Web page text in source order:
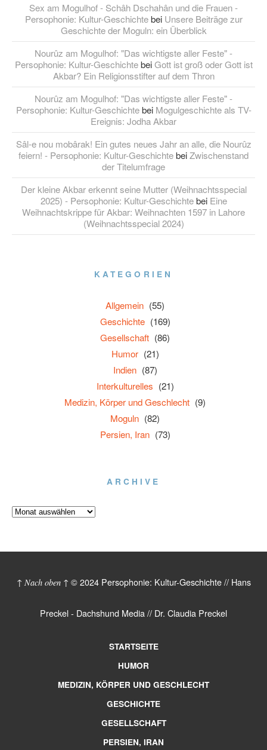
Sex am Mogulhof - Schâh Dschahân und die Frauen -
Persophonie: Kultur-Geschichtebei Unsere Beiträge zur
Geschichte der Moguln: ein Überblick
Nourûz am Mogulhof: "Das wichtigste aller Feste" -
Persophonie: Kultur-GeschichtebeiGott ist groß oder Gott ist
Akbar? Ein Religionsstifter auf dem Thron
Nourûz am Mogulhof: "Das wichtigste aller Feste" -
Persophonie: Kultur-Geschichtebei Mogulgeschichte als TV-
Ereignis: Jodha Akbar
Sâl-e nou mobârak! Ein gutes neues Jahr an alle, die Nourûz
feiern! - Persophonie: Kultur-GeschichtebeiZwischenstand
der Titelumfrage
Der kleine Akbar erkennt seine Mutter (Weihnachtsspecial
2025) - Persophonie: Kultur-Geschichtebei Eine
Weihnachtskrippe für Akbar: Weihnachten 1597 in Lahore
(Weihnachtsspecial 2024)
KATEGORIEN
Allgemein (55)
Geschichte (169)
Gesellschaft (86)
Humor (21)
Indien (87)
Interkulturelles (21)
Medizin, Körper und Geschlecht (9)
Moguln (82)
Persien, Iran (73)
ARCHIVE
↑ Nach oben ↑ © 2024 Persophonie: Kultur-Geschichte // Hans
Preckel - Dachshund Media // Dr. Claudia Preckel
STARTSEITE
HUMOR
MEDIZIN, KÖRPER UND GESCHLECHT
GESCHICHTE
GESELLSCHAFT
PERSIEN, IRAN